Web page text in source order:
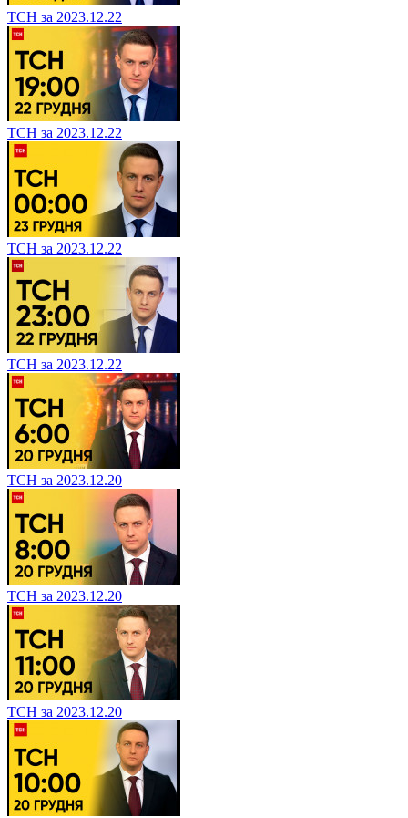
ТСН за 2023.12.22
ТСН за 2023.12.22
ТСН за 2023.12.22
ТСН за 2023.12.22
ТСН за 2023.12.20
ТСН за 2023.12.20
ТСН за 2023.12.20